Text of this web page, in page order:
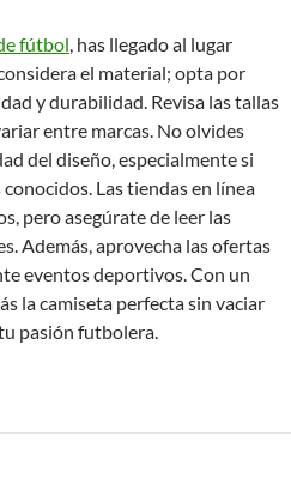
fútbol, has llegado al lugar
el material; opta por
y durabilidad. Revisa las tallas
entre marcas. No olvides
del diseño, especialmente si
Las tiendas en línea
pero asegúrate de leer las
Además, aprovecha las ofertas
eventos deportivos. Con un
la camiseta perfecta sin vaciar
pasión futbolera.